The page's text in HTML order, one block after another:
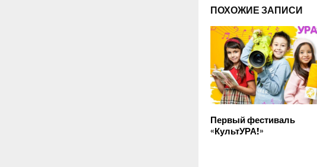
ПОХОЖИЕ ЗАПИСИ
Первый фестиваль
«КультУРА!»